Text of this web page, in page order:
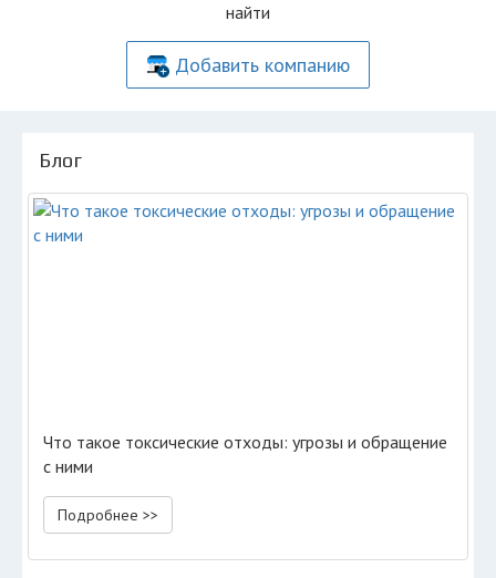
найти
Добавить компанию
Блог
Что такое токсические отходы: угрозы и обращение
с ними
Подробнее >>